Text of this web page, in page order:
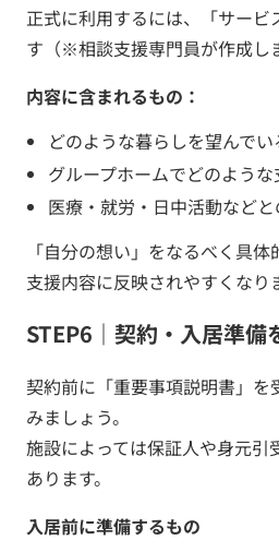
正式に利用するには、「サー
す（※相談支援専門員が作成し
内容に含まれるもの：
どのような暮らしを望んでい
グループホームでどのよう
医療・就労・日中活動など
「自分の想い」をなるべく具体
支援内容に反映されやすくなり
STEP6｜契約・入居準備
契約前に「重要事項説明書」
みましょう。
施設によっては保証人や身元引
あります。
入居前に準備するもの